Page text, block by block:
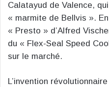
Calatayud de Valence,
« marmite de Bellvis ».
« Presto » d’Alfred
du « Flex-Seal Speed
sur le marché.
L’invention